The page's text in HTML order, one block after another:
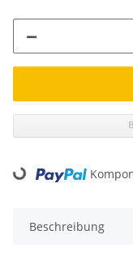
Loading...
Beschreibung